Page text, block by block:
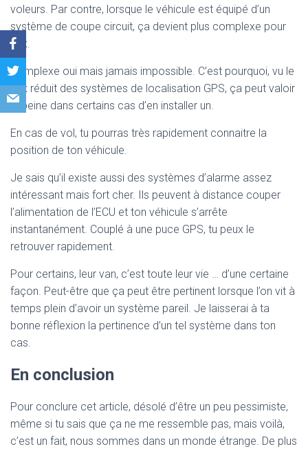
voleurs. Par contre, lorsque le véhicule est équipé d’un
système de coupe circuit, ça devient plus complexe pour
eux.
Complexe oui mais jamais impossible. C’est pourquoi, vu le
prix réduit des systèmes de localisation GPS, ça peut valoir
la peine dans certains cas d’en installer un.
En cas de vol, tu pourras très rapidement connaitre la
position de ton véhicule.
Je sais qu’il existe aussi des systèmes d’alarme assez
intéressant mais fort cher. Ils peuvent à distance couper
l’alimentation de l’ECU et ton véhicule s’arrête
instantanément. Couplé à une puce GPS, tu peux le
retrouver rapidement.
Pour certains, leur van, c’est toute leur vie … d’une certaine
façon. Peut-être que ça peut être pertinent lorsque l’on vit à
temps plein d’avoir un système pareil. Je laisserai à ta
bonne réflexion la pertinence d’un tel système dans ton
cas.
En conclusion
Pour conclure cet article, désolé d’être un peu pessimiste,
même si tu sais que ça ne me ressemble pas, mais voilà,
c’est un fait, nous sommes dans un monde étrange. De plus